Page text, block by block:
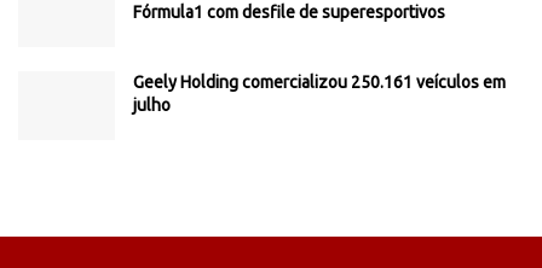
Fórmula1 com desfile de superesportivos
Geely Holding comercializou 250.161 veículos em
julho